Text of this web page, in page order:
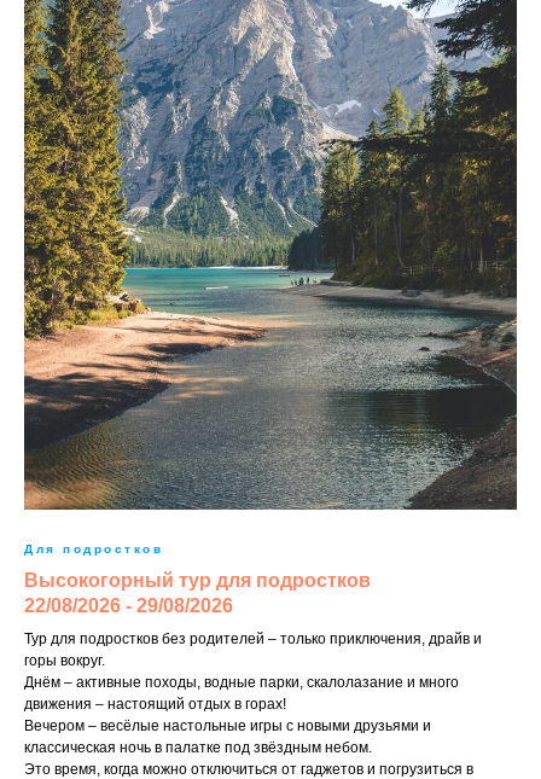
Для подростков
Высокогорный тур для подростков
22/08/2026 - 29/08/2026
Тур для подростков без родителей – только приключения, драйв и
горы вокруг.
Днём – активные походы, водные парки, скалолазание и много
движения – настоящий отдых в горах!
Вечером – весёлые настольные игры с новыми друзьями и
классическая ночь в палатке под звёздным небом.
Это время, когда можно отключиться от гаджетов и погрузиться в